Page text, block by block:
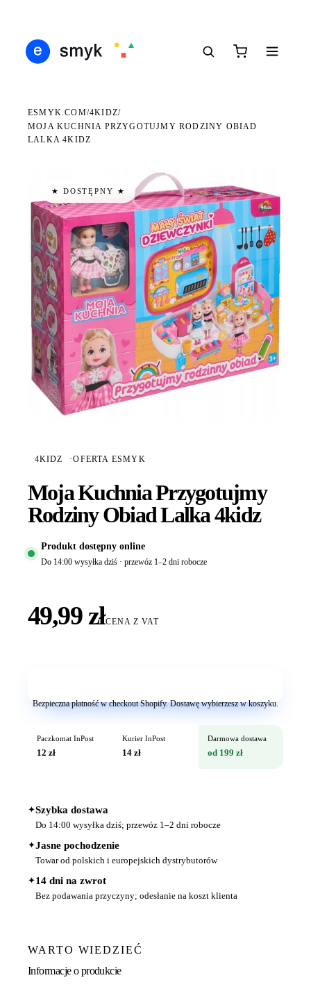
ESMYK.COM/4KIDZ/
MOJA KUCHNIA PRZYGOTUJMY RODZINY OBIAD
LALKA 4KIDZ
★ DOSTĘPNY ★
4KIDZ ·OFERTA ESMYK
Moja Kuchnia Przygotujmy
Rodziny Obiad Lalka 4kidz
Produkt dostępny online
Do 14:00 wysyłka dziś · przewóz 1–2 dni robocze
49,99 złCENA Z VAT
Bezpieczna płatność w checkout Shopify. Dostawę wybierzesz w koszyku.
Paczkomat InPost
12 zł
Kurier InPost
14 zł
Darmowa dostawa
od 199 zł
✦Szybka dostawa
Do 14:00 wysyłka dziś; przewóz 1–2 dni robocze
✦Jasne pochodzenie
Towar od polskich i europejskich dystrybutorów
✦14 dni na zwrot
Bez podawania przyczyny; odesłanie na koszt klienta
WARTO WIEDZIEĆ
Informacje o produkcie